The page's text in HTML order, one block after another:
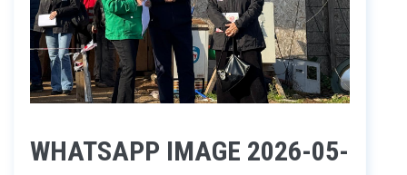
WHATSAPP IMAGE 2026-05-